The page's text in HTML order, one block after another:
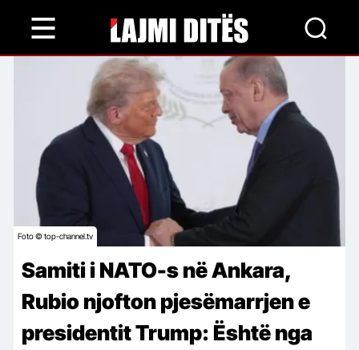
content
Foto © top-channel.tv
Samiti i NATO-s në Ankara,
Rubio njofton pjesëmarrjen e
presidentit Trump: Është nga